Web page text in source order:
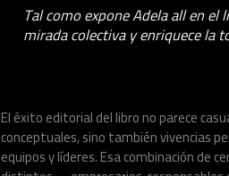
Tal como expone Adela all en
mirada colectiva y enriquece la
El éxito editorial del libro no parece
conceptuales, sino también vivencias
equipos y líderes. Esa combinación de